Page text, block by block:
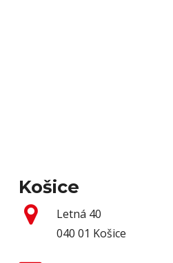
Košice
Letná 40
040 01 Košice